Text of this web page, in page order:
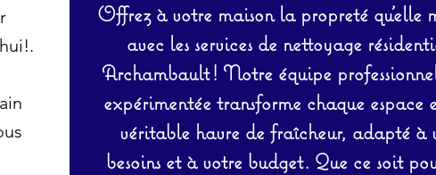
Offrez à votre maison la propreté qu’elle
avec les services de nettoyage
Archambault ! Notre équipe
expérimentée transforme chaque espace
véritable havre de fraîcheur, adapté à
besoins et à votre budget. Que ce soit